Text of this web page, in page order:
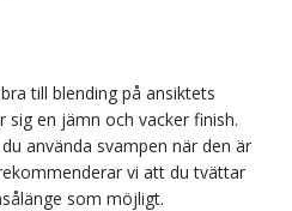
till blending på ansiktets
en jämn och vacker finish.
använda svampen när den är
vi att du tvättar
som möjligt.